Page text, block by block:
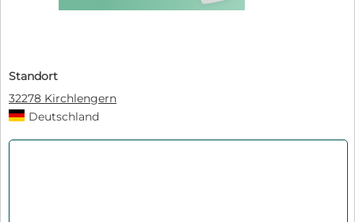
Standort
32278 Kirchlengern
Deutschland